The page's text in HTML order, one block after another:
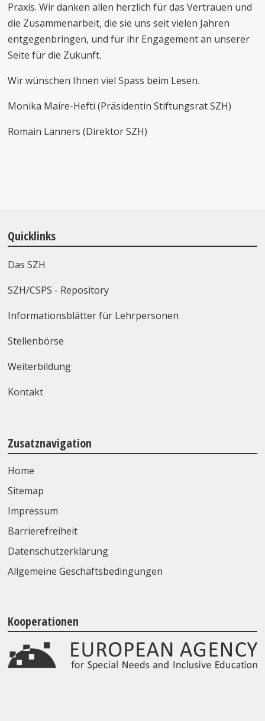
Praxis. Wir danken allen herzlich für das Vertrauen und
die Zusammenarbeit, die sie uns seit vielen Jahren
entgegenbringen, und für ihr Engagement an unserer
Seite für die Zukunft.
Wir wünschen Ihnen viel Spass beim Lesen.
Monika Maire-Hefti (Präsidentin Stiftungsrat SZH)
Romain Lanners (Direktor SZH)
Quicklinks
Das SZH
SZH/CSPS - Repository
Informationsblätter für Lehrpersonen
Stellenbörse
Weiterbildung
Kontakt
Zusatznavigation
Home
Sitemap
Impressum
Barrierefreiheit
Datenschutzerklärung
Allgemeine Geschäftsbedingungen
Kooperationen